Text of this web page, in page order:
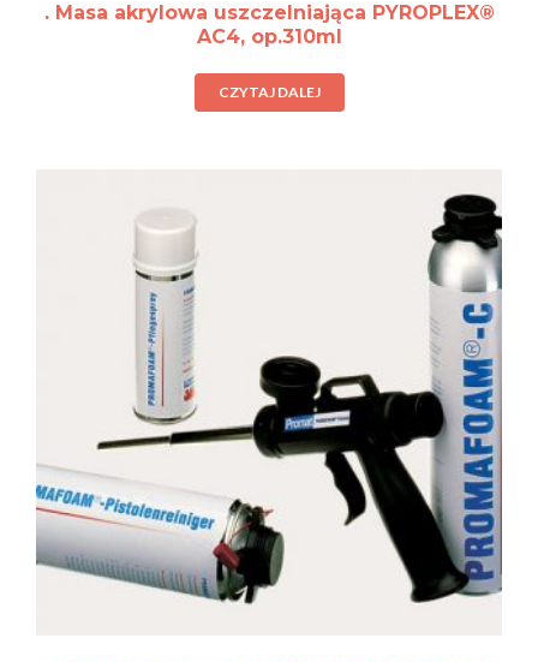
. Masa akrylowa uszczelniająca PYROPLEX®
AC4, op.310ml
CZYTAJ DALEJ